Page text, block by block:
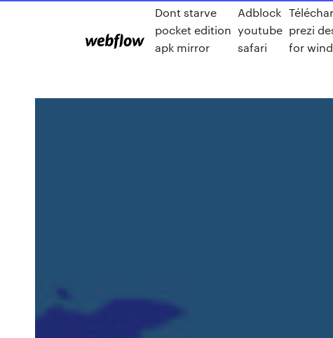
Dont starve
pocket edition
apk mirror
Adblock
youtube
safari
prezi
for